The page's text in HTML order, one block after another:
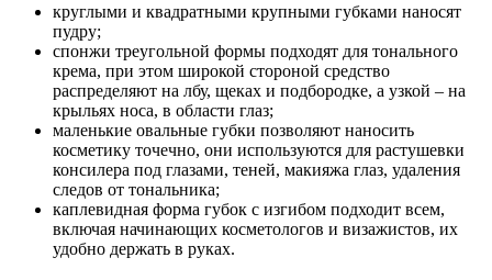
круглыми и квадратными крупными губками наносят
пудру;
спонжи треугольной формы подходят для тонального
крема, при этом широкой стороной средство
распределяют на лбу, щеках и подбородке, а узкой – на
крыльях носа, в области глаз;
маленькие овальные губки позволяют наносить
косметику точечно, они используются для растушевки
консилера под глазами, теней, макияжа глаз, удаления
следов от тональника;
каплевидная форма губок с изгибом подходит всем,
включая начинающих косметологов и визажистов, их
удобно держать в руках.